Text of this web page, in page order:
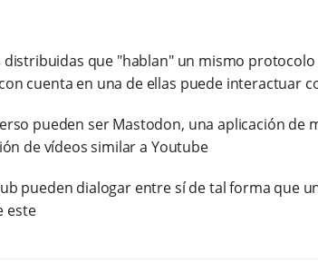
que "hablan" un mismo protocolo
cuenta en una de ellas puede interactuar
pueden ser Mastodon, una aplicación
de vídeos similar a Youtube
pueden dialogar entre sí de tal forma que
este